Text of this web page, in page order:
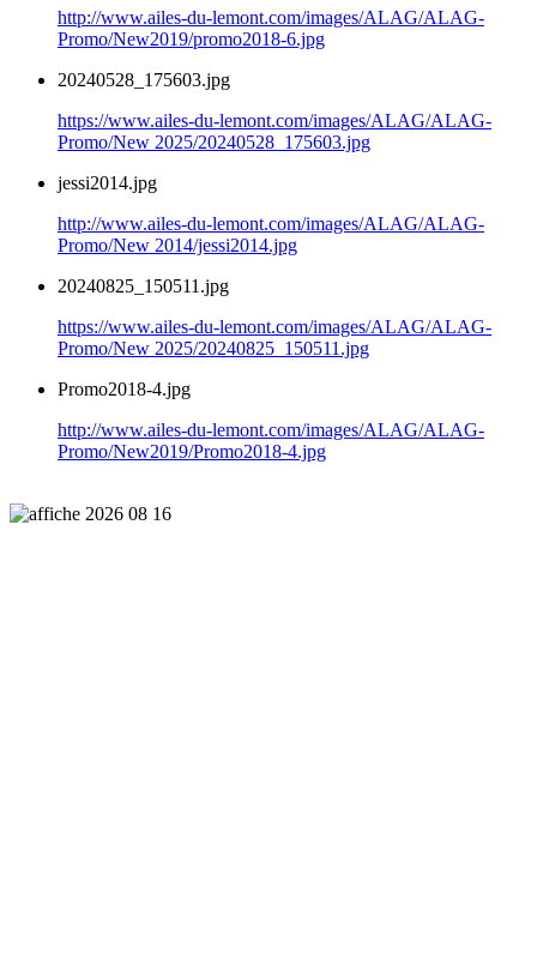
http://www.ailes-du-lemont.com/images/ALAG/ALAG-
Promo/New2019/promo2018-6.jpg
20240528_175603.jpg
https://www.ailes-du-lemont.com/images/ALAG/ALAG-
Promo/New 2025/20240528_175603.jpg
jessi2014.jpg
http://www.ailes-du-lemont.com/images/ALAG/ALAG-
Promo/New 2014/jessi2014.jpg
20240825_150511.jpg
https://www.ailes-du-lemont.com/images/ALAG/ALAG-
Promo/New 2025/20240825_150511.jpg
Promo2018-4.jpg
http://www.ailes-du-lemont.com/images/ALAG/ALAG-
Promo/New2019/Promo2018-4.jpg